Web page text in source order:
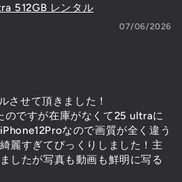
512GB レンタル
07/06/2026
させて頂きました！
ですが在庫がなくて25 ultraに
なので画質が全く違う
麗すぎてびっくりしました！主
したが写真も動画も鮮明に写る